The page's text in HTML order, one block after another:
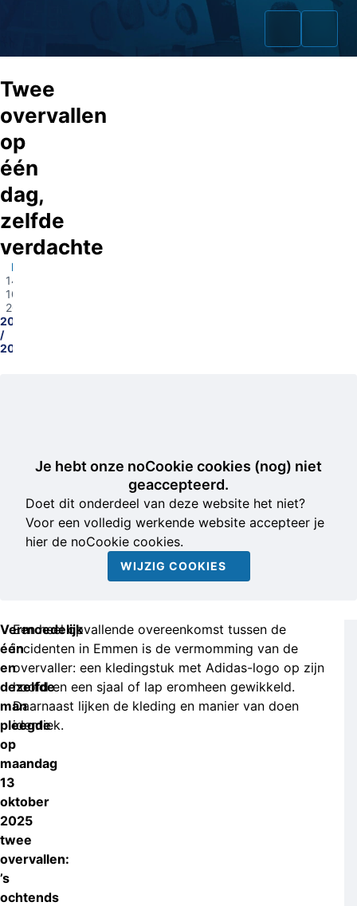
Fraudeurs
Opsporingslijst
Twee
overvallen
op
één
dag,
zelfde
verdachte
Emmen
14-
10-
2025
2025278748
/
2025277978
Je hebt onze noCookie cookies (nog) niet
geaccepteerd.
Doet dit onderdeel van deze website het niet?
Voor een volledig werkende website accepteer je
hier de noCookie cookies.
WIJZIG COOKIES
Vermoedelijk
één
en
dezelfde
man
pleegde
op
maandag
13
oktober
2025
twee
overvallen:
’s
ochtends
Een heel opvallende overeenkomst tussen de
incidenten in Emmen is de vermomming van de
overvaller: een kledingstuk met Adidas-logo op zijn
hoofd en een sjaal of lap eromheen gewikkeld.
Daarnaast lijken de kleding en manier van doen
identiek.